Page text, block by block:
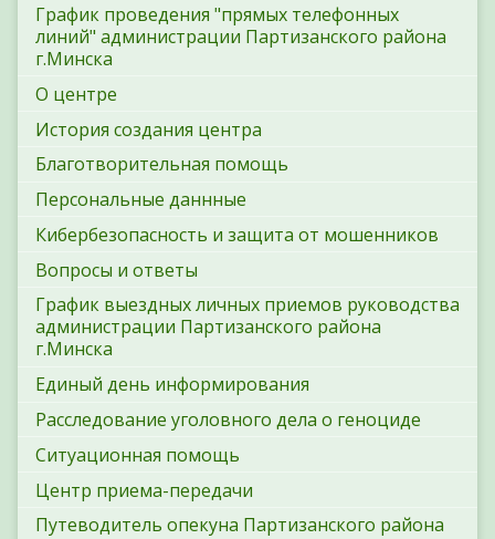
График проведения "прямых телефонных
линий" администрации Партизанского района
г.Минска
О центре
История создания центра
Благотворительная помощь
Персональные даннные
Кибербезопасность и защита от мошенников
Вопросы и ответы
График выездных личных приемов руководства
администрации Партизанского района
г.Минска
Единый день информирования
Расследование уголовного дела о геноциде
Ситуационная помощь
Центр приема-передачи
Путеводитель опекуна Партизанского района